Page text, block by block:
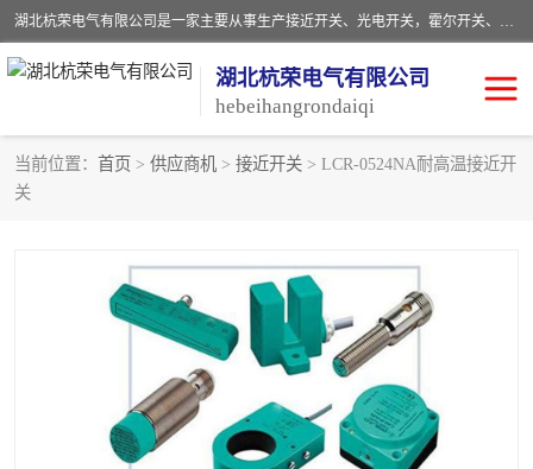
湖北杭荣电气有限公司是一家主要从事生产接近开关、光电开关，霍尔开关、两级跑偏开关、双向拉绳开关、速度监测器、皮带打滑开关、阻旋式料位开关、皮带纵向撕裂开关、溜槽堵塞开关、声光报警器、矿用磁性井筒开关等，主营行业：电气设备、仪器仪表制造, 高低压电器，成套电气设备，矿用防爆机电设备，皮带机综合保护系统，防爆电器，传感器，工矿配件，电器配件，自动化工业机器人的研发，制造，加工销售。
湖北杭荣电气有限公司
hebeihangrondaiqi
当前位置： 首页 > 供应商机 > 接近开关 > LCR-0524NA耐高温接近开
关
浮球开关
射频导纳 声光报警器
滑线指示灯
接近开关 光电开关